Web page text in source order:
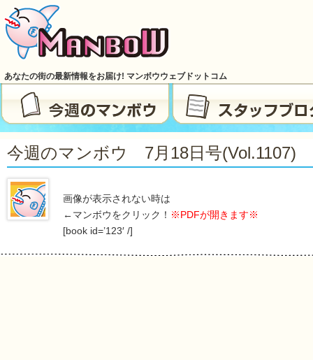
あなたの街の最新情報をお届け! マンボウウェブドットコム
今週のマンボウ 7月18日号(vol.1107)
画像が表示されない時は
←マンボウをクリック！ ※PDFが開きます※
[book id=’123′ /]